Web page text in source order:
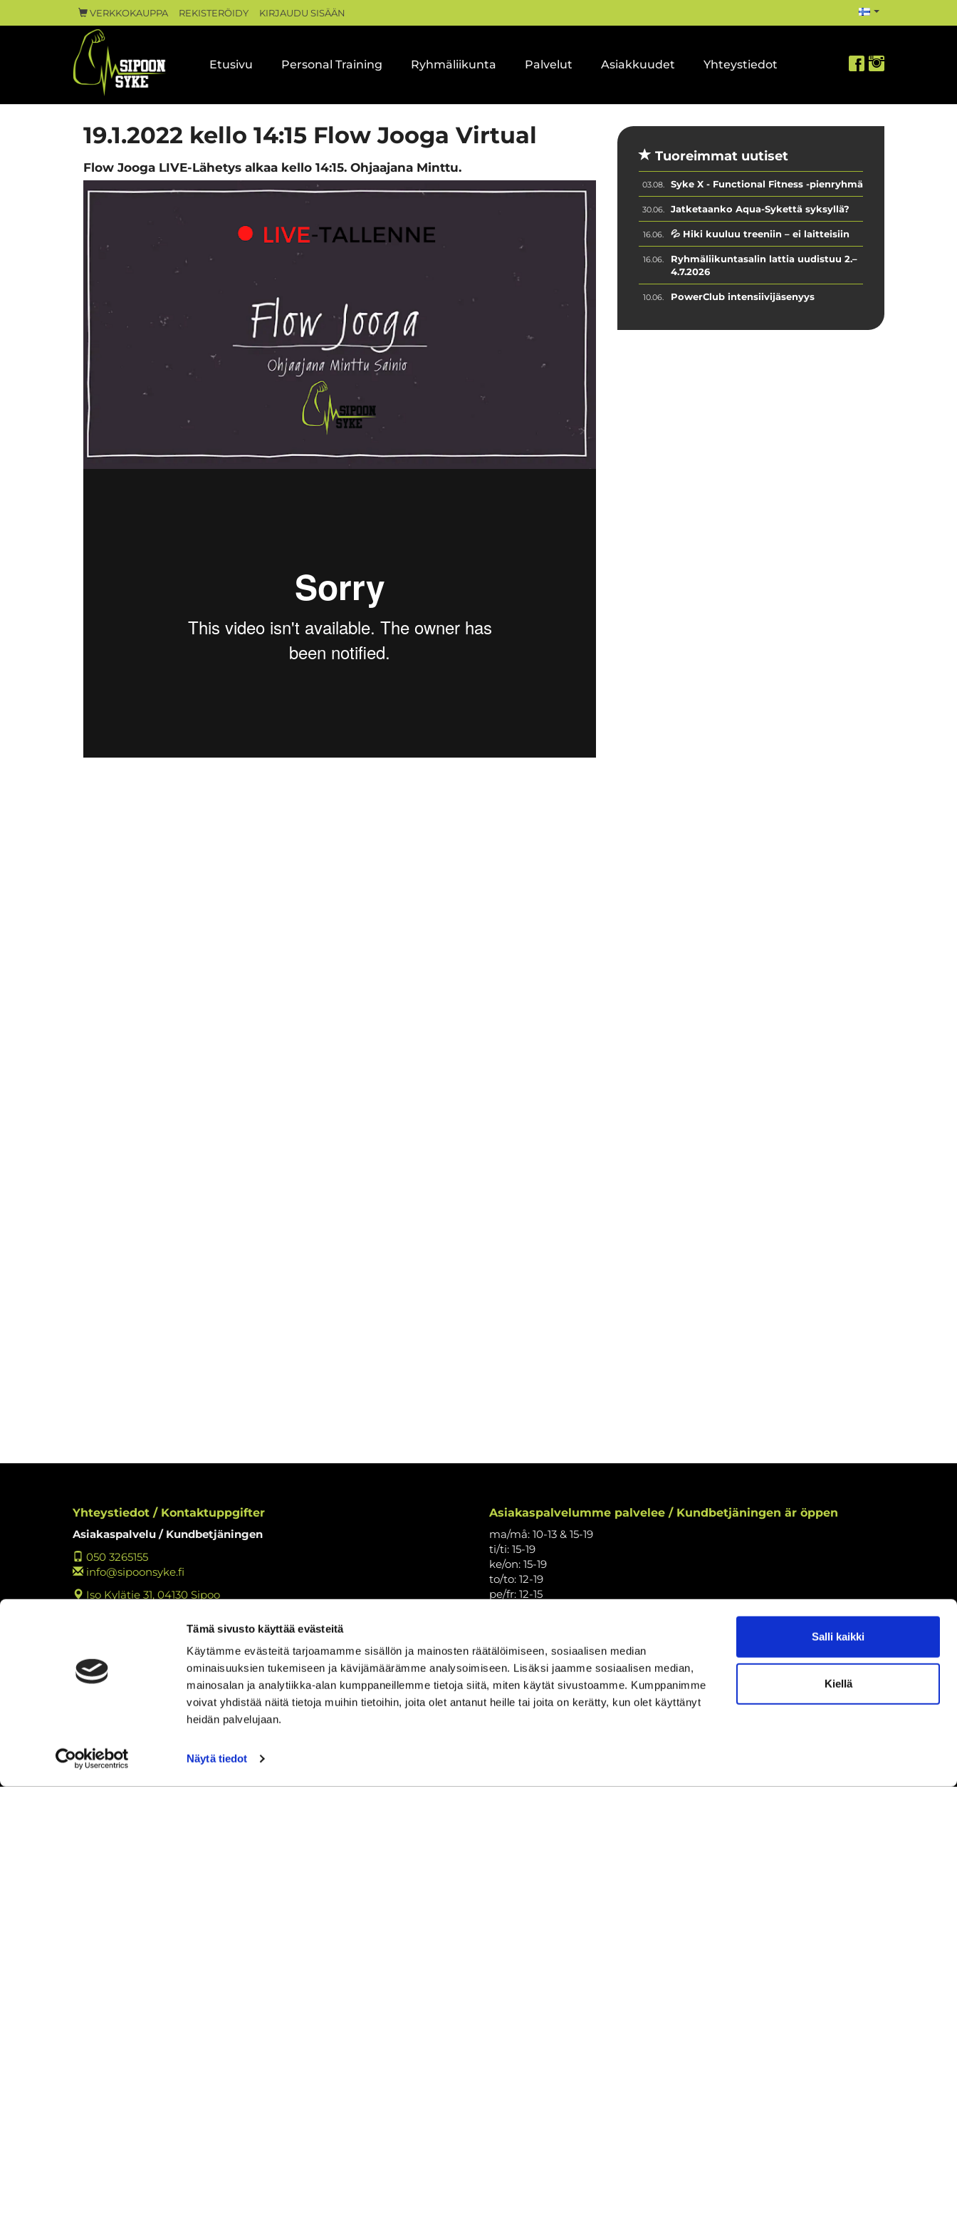
Tämä sivusto käyttää evästeitä
Käytämme evästeitä tarjoamamme sisällön ja mainosten räätälöimiseen, sosiaalisen median
ominaisuuksien tukemiseen ja kävijämäärämme analysoimiseen. Lisäksi jaamme sosiaalisen median,
mainosalan ja analytiikka-alan kumppaneillemme tietoja siitä, miten käytät sivustoamme. Kumppanimme
voivat yhdistää näitä tietoja muihin tietoihin, joita olet antanut heille tai joita on kerätty, kun olet käyttänyt
heidän palvelujaan.
Näytä tiedot
Salli kaikki
Kiellä
VERKKOKAUPPA REKISTERÖIDY KIRJAUDU SISÄÄN
Etusivu Personal Training Ryhmäliikunta Palvelut Asiakkuudet Yhteystiedot
19.1.2022 kello 14:15 Flow Jooga Virtual
Flow Jooga LIVE-Lähetys alkaa kello 14:15. Ohjaajana Minttu.
Tuoreimmat uutiset
03.08. Syke X - Functional Fitness -pienryhmä
30.06. Jatketaanko Aqua-Sykettä syksyllä?
16.06. 💦 Hiki kuuluu treeniin – ei laitteisiin
16.06.
Ryhmäliikuntasalin lattia uudistuu 2.–
4.7.2026
10.06. PowerClub intensiivijäsenyys
Yhteystiedot / Kontaktuppgifter
Asiakaspalvelu / Kundbetjäningen
050 3265155
info@sipoonsyke.fi
Iso Kylätie 31, 04130 Sipoo
Tulosta rekisteritietojen tarkastuslomake
Kokemuksia Sipoon Syke
Asiakaspalvelumme palvelee / Kundbetjäningen är öppen
ma/må: 10-13 & 15-19
ti/ti: 15-19
ke/on: 15-19
to/to: 12-19
pe/fr: 12-15
Puhelintiedusteluihin vastaamme asiakaspalvelun aukioloaikoina.
Vi svarar på telefonförfrågningar under kundbetjäningens öppettider.
Tarkistathan mahdolliset muutokset aukioloaikoihin
Vänligen kontrollera eventuella ändringar av öppettiderna